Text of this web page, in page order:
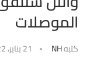
الموصلات
كتبهNH 21 يناير، 2022